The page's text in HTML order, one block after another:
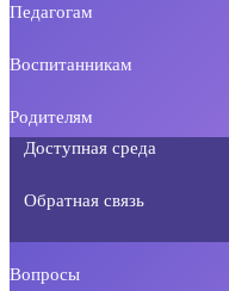
Педагогам
Воспитанникам
Родителям
Доступная среда
Обратная связь
Вопросы